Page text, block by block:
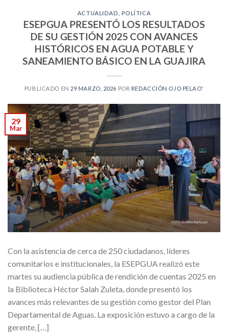
ACTUALIDAD POLÍTICA
ESEPGUA PRESENTÓ LOS RESULTADOS
DE SU GESTIÓN 2025 CON AVANCES
HISTÓRICOS EN AGUA POTABLE Y
SANEAMIENTO BÁSICO EN LA GUAJIRA
PUBLICADO EN 29 MARZO, 2026 POR REDACCIÓN OJO PELAO'
29
Mar
Con la asistencia de cerca de 250 ciudadanos, líderes
comunitarios e institucionales, la ESEPGUA realizó este
martes su audiencia pública de rendición de cuentas 2025 en
la Biblioteca Héctor Salah Zuleta, donde presentó los
avances más relevantes de su gestión como gestor del Plan
Departamental de Aguas. La exposición estuvo a cargo de la
gerente, […]